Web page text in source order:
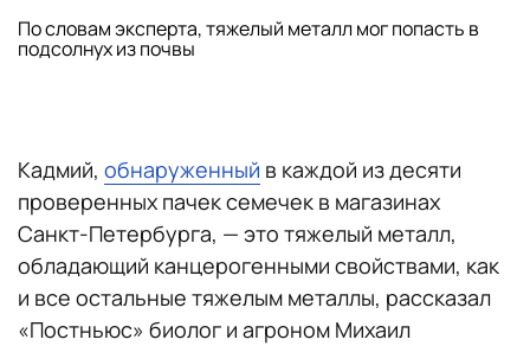
По словам эксперта, тяжелый металл мог попасть в
подсолнух из почвы
Кадмий, обнаруженный в каждой из десяти
проверенных пачек семечек в магазинах
Санкт-Петербурга, — это тяжелый металл,
обладающий канцерогенными свойствами, как
и все остальные тяжелым металлы, рассказал
«Постньюс» биолог и агроном Михаил